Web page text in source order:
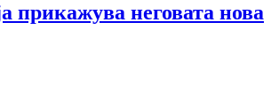
прикажува неговата нова